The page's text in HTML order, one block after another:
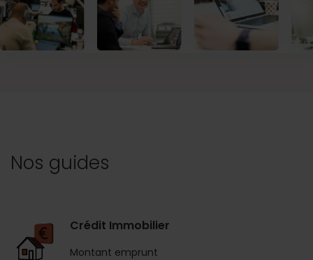
Nos guides
Crédit Immobilier
Montant emprunt